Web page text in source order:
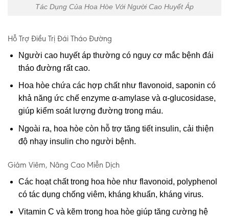
Tác Dụng Của Hoa Hòe Với Người Cao Huyết Áp
Hỗ Trợ Điều Trị Đái Tháo Đường
Người cao huyết áp thường có nguy cơ mắc bệnh đái
tháo đường rất cao.
Hoa hòe chứa các hợp chất như flavonoid, saponin có
khả năng ức chế enzyme α-amylase và α-glucosidase,
giúp kiểm soát lượng đường trong máu.
Ngoài ra, hoa hòe còn hỗ trợ tăng tiết insulin, cải thiện
độ nhạy insulin cho người bệnh.
Giảm Viêm, Nâng Cao Miễn Dịch
Các hoạt chất trong hoa hòe như flavonoid, polyphenol
có tác dụng chống viêm, kháng khuẩn, kháng virus.
Vitamin C và kẽm trong hoa hòe giúp tăng cường hệ